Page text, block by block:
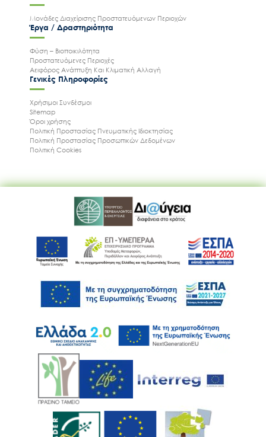
Μονάδες Διαχείρισης Προστατευόμενων Περιοχών
Έργα / Δραστηριότητα
Φύση – Βιοποικιλότητα
Προστατευόμενες Περιοχές
Αειφόρος Ανάπτυξη Και Κλιματική Αλλαγή
Γενικές Πληροφορίες
Χρήσιμοι Συνδέσμοι
Sitemap
Όροι χρήσης
Πολιτική Προστασίας Πνευματικής Ιδιοκτησίας
Πολιτική Προστασίας Προσωπικών Δεδομένων
Πολιτική Cookies